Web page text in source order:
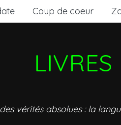
Coup de coeur
LIVRES
vérités absolues : la